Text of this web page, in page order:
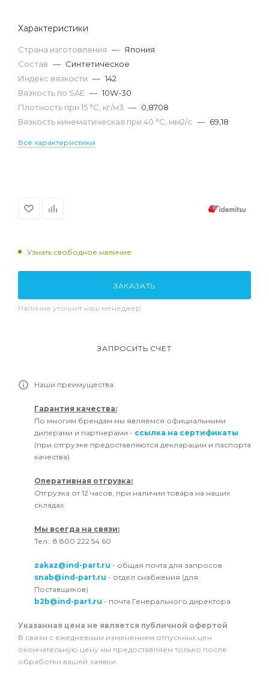
Характеристики
Страна изготовления — Япония
Состав — Синтетическое
Индекс вязкости — 142
Вязкость по SAE — 10W-30
Плотность при 15 °С, кг/м3 — 0,8708
Вязкость кинематическая при 40 °С, мм2/с — 69,18
Все характеристики
Узнать свободное наличие
ЗАКАЗАТЬ
Наличие уточнит наш менеджер
ЗАПРОСИТЬ СЧЕТ
Наши преимущества:
Гарантия качества:
По многим брендам мы являемся официальными
дилерами и партнерами - ссылка на сертификаты
(при отгрузке предоставляются декларации и паспорта
качества)
Оперативная отгрузка:
Отгрузка от 12 часов, при наличии товара на наших
складах
Мы всегда на связи:
Тел.: 8 800 222 54 60
zakaz@ind-part.ru - общая почта для запросов
snab@ind-part.ru - отдел снабжения (для
Поставщиков)
b2b@ind-part.ru - почта Генерального директора
Указанная цена не является публичной офертой
В связи с ежедневным изменением отпускных цен
окончательную цену мы предоставляем только после
обработки вашей заявки.